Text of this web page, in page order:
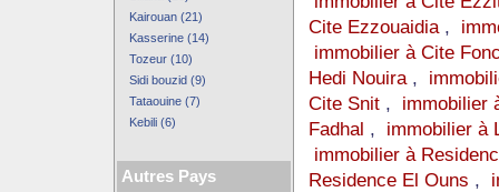
Kairouan (21)
Kasserine (14)
Tozeur (10)
Sidi bouzid (9)
Tataouine (7)
Kebili (6)
Autres Pays
Cite Ezzouaidia,
immobilier à Cite
Hedi Nouira,
Cite Snit, immobilier
Fadhal , immobilier à
immobilier à
Residence El Ouns ,